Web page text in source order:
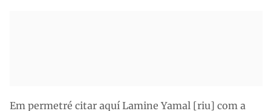
Em permetré citar aquí Lamine Yamal [riu] com a